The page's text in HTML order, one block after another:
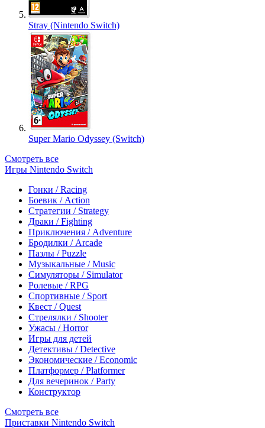
Stray (Nintendo Switch)
Super Mario Odyssey (Switch)
Смотреть все
Игры Nintendo Switch
Гонки / Racing
Боевик / Action
Стратегии / Strategy
Драки / Fighting
Приключения / Adventure
Бродилки / Arcade
Пазлы / Puzzle
Музыкальные / Music
Симуляторы / Simulator
Ролевые / RPG
Спортивные / Sport
Квест / Quest
Стрелялки / Shooter
Ужасы / Horror
Игры для детей
Детективы / Detective
Экономические / Economic
Платформер / Platformer
Для вечеринок / Party
Конструктор
Смотреть все
Приставки Nintendo Switch